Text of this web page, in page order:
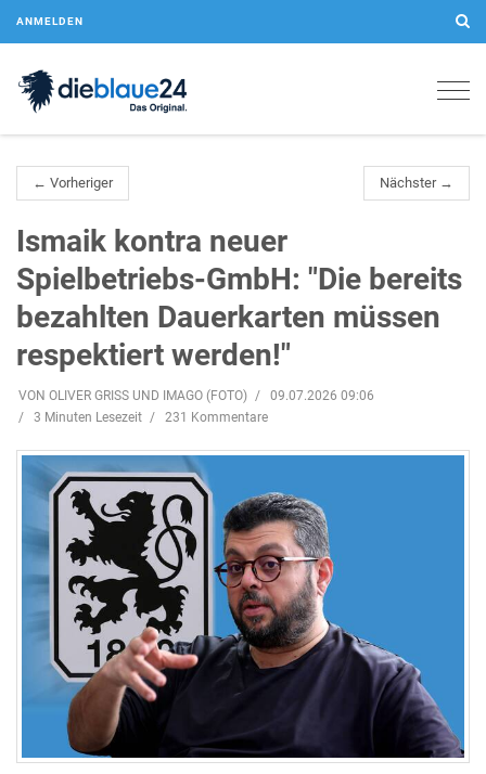
ANMELDEN
← Vorheriger Nächster →
Ismaik kontra neuer
Spielbetriebs-GmbH: "Die bereits
bezahlten Dauerkarten müssen
respektiert werden!"
VON OLIVER GRISS UND IMAGO (FOTO)
09.07.2026 09:06
3 Minuten Lesezeit
231 Kommentare